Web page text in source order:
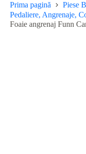
Prima pagină
Piese
Pedaliere, Angrenaje,
Foaie angrenaj Funn